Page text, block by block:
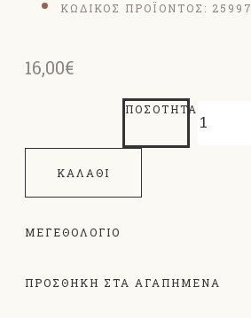
ΚΩΔΙΚΟΣ ΠΡΟΪΟΝΤΟΣ: 25997
16,00€
ΠΟΣΌΤΗΤΑ
ΚΑΛΆΘΙ
ΜΕΓΕΘΟΛΌΓΙΟ
ΠΡΟΣΘΗΚΗ ΣΤΑ ΑΓΑΠΗΜΕΝΑ